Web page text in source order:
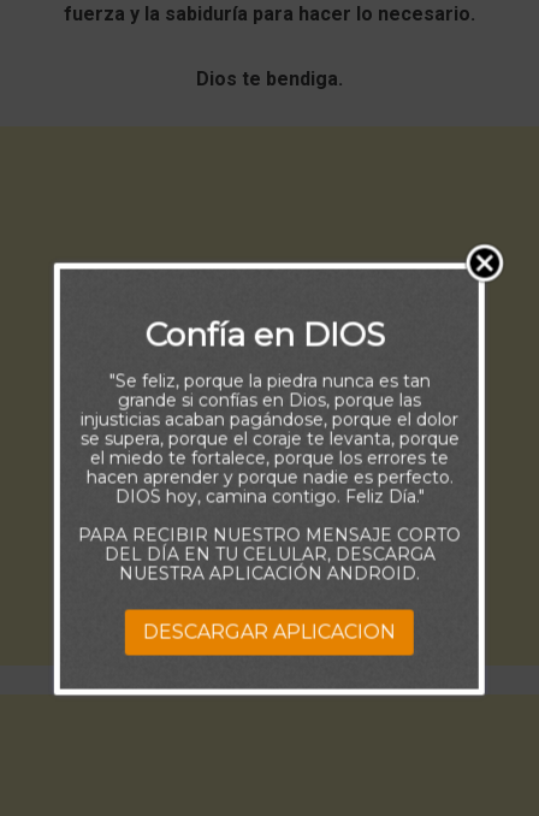
fuerza y la sabiduría para hacer lo necesario.
Dios te bendiga.
Confía en DIOS
"Se feliz, porque la piedra nunca es tan
grande si confías en Dios, porque las
injusticias acaban pagándose, porque el dolor
se supera, porque el coraje te levanta, porque
el miedo te fortalece, porque los errores te
hacen aprender y porque nadie es perfecto.
DIOS hoy, camina contigo. Feliz Día."
PARA RECIBIR NUESTRO MENSAJE CORTO
DEL DÍA EN TU CELULAR, DESCARGA
NUESTRA APLICACIÓN ANDROID.
DESCARGAR APLICACION